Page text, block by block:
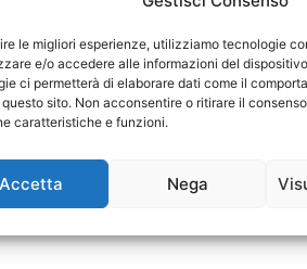
le migliori esperienze, utilizziamo tecnologie
e/o accedere alle informazioni del
ci permetterà di elaborare dati come il
sito. Non acconsentire o ritirare il
caratteristiche e funzioni.
Accetta Nega